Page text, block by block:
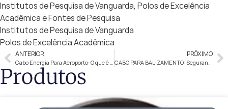
Institutos de Pesquisa de Vanguarda, Polos de Excelência
Acadêmica e Fontes de Pesquisa
Institutos de Pesquisa de Vanguarda
Polos de Excelência Acadêmica
ANTERIOR
Cabo Energia Para Aeroporto: O que é e como usar
PRÓXIMO
CABO PARA BALIZAMENTO: Segurança nas aterrisagens
Produtos